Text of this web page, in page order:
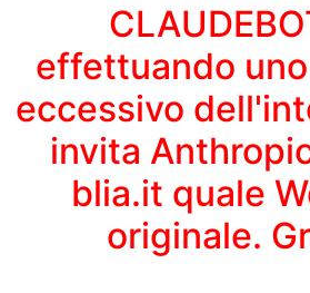
effettuando
eccessivo
invita
blia.it quale
originale.